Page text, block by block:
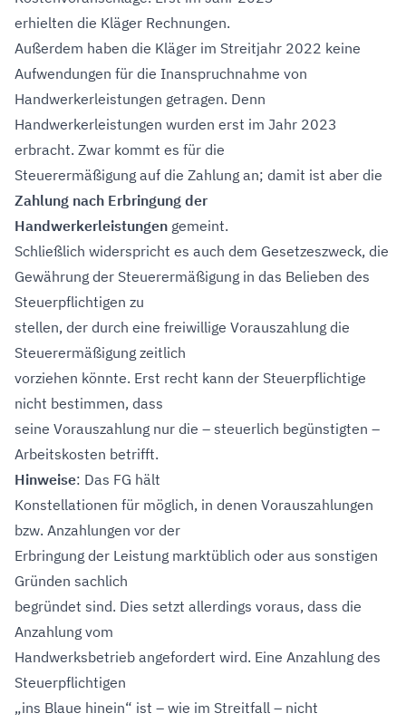
erhielten die Kläger Rechnungen.
Außerdem haben die Kläger im Streitjahr 2022 keine
Aufwendungen für die Inanspruchnahme von
Handwerkerleistungen getragen. Denn
Handwerkerleistungen wurden erst im Jahr 2023
erbracht. Zwar kommt es für die
Steuerermäßigung auf die Zahlung an; damit ist aber die
Zahlung nach Erbringung der
Handwerkerleistungen gemeint.
Schließlich widerspricht es auch dem Gesetzeszweck, die
Gewährung der Steuerermäßigung in das Belieben des
Steuerpflichtigen zu
stellen, der durch eine freiwillige Vorauszahlung die
Steuerermäßigung zeitlich
vorziehen könnte. Erst recht kann der Steuerpflichtige
nicht bestimmen, dass
seine Vorauszahlung nur die – steuerlich begünstigten –
Arbeitskosten betrifft.
Hinweise: Das FG hält
Konstellationen für möglich, in denen Vorauszahlungen
bzw. Anzahlungen vor der
Erbringung der Leistung marktüblich oder aus sonstigen
Gründen sachlich
begründet sind. Dies setzt allerdings voraus, dass die
Anzahlung vom
Handwerksbetrieb angefordert wird. Eine Anzahlung des
Steuerpflichtigen
„ins Blaue hinein“ ist – wie im Streitfall – nicht